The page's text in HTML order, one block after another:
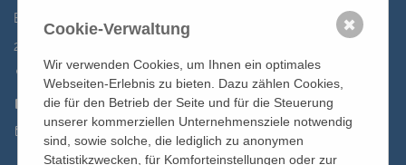
Bildungszentrum St. Bernhard der Erzdiözese Wien
2700 Wiener Neustadt, Domplatz 1
02622 29131-5040
st.bernhard@edw.or.at
Cookie-Verwaltung
Wir verwenden Cookies, um Ihnen ein optimales
Webseiten-Erlebnis zu bieten. Dazu zählen Cookies,
die für den Betrieb der Seite und für die Steuerung
unserer kommerziellen Unternehmensziele notwendig
sind, sowie solche, die lediglich zu anonymen
Statistikzwecken, für Komforteinstellungen oder zur
✖